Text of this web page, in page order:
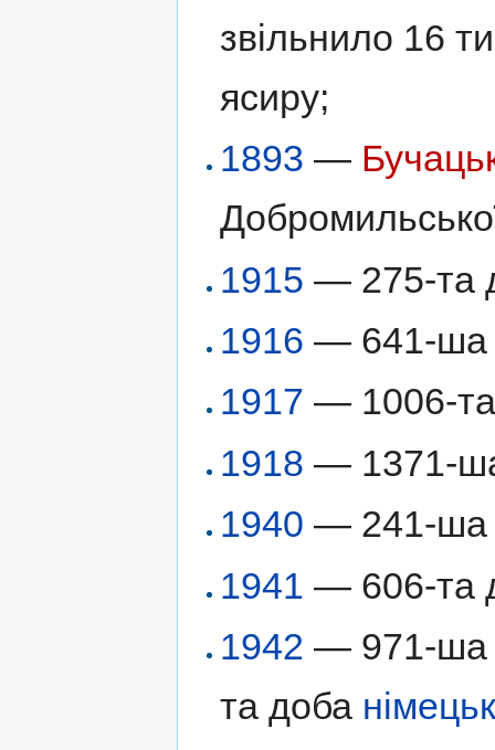
звільнило 16
ясиру;
1893 —
1915 — 275-та
1916 — 641-ша
1917 — 1006-та
1918 — 1371-ша
1940 — 241-ша
1941 — 606-та
1942 — 971-ша
та доба